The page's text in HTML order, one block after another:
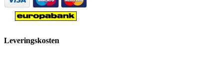
Leveringskosten